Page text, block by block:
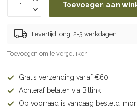
Toevoegen aan
Levertijd: ong. 2-3 werkdagen
Toevoegen om te vergelijken
Gratis verzending vanaf €60
Achteraf betalen via Billink
Op voorraad is vandaag besteld,